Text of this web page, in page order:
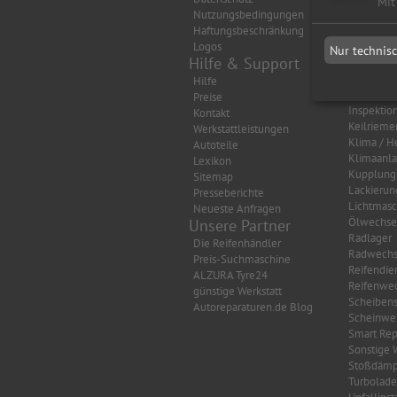
Nutzungsbedingungen
Haftungsbeschränkung
Logos
Hilfe & Support
Hilfe
Preise
Kontakt
Werkstattleistungen
Autoteile
Lexikon
Sitemap
Presseberichte
Neueste Anfragen
Unsere Partner
Die Reifenhändler
Preis-Suchmaschine
ALZURA Tyre24
günstige Werkstatt
Autoreparaturen.de Blog
Bremsen
Getriebe
Inspektion
Klima /
Kupplung
Radlager
Smart
Sonstige
Nur